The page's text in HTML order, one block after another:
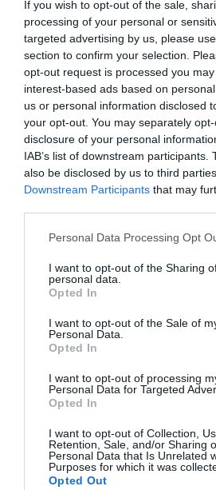
If you wish to opt-out of the sale,
processing of your personal or
targeted advertising by us, please
section to confirm your selection.
opt-out request is processed you
interest-based ads based on
us or personal information disclosed
your opt-out. You may separately
disclosure of your personal
IAB’s list of downstream participants.
also be disclosed by us to third
Downstream Participants that may
Personal Data Processing Opt
I want to opt-out of the Sharing
personal data.
Opted In
I want to opt-out of the Sale of
Personal Data.
Opted In
I want to opt-out of processing
Personal Data for Targeted
Opted In
I want to opt-out of Collection,
Retention, Sale, and/or Sharing
Personal Data that Is Unrelated
Purposes for which it was
Opted Out
Índex2P
LaLiga
dueño del RC Lens de Ligue-1 a
Capital
, fondo con el que su
controla el Millonarios de Bogotá
Entre los temas tratados en la
estado la construcción de un
Mas y su equipo han confirmado
participar, y el nuevo director
destacado que, en esta primera
aumentará notablemente el
para atacar el ascenso a Primera
Añadir 2Playbookcomo
de forma gratuita
Compartir